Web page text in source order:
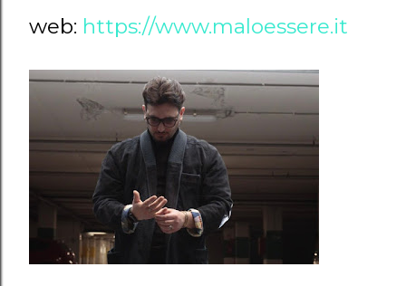
web: https://www.maloessere.it